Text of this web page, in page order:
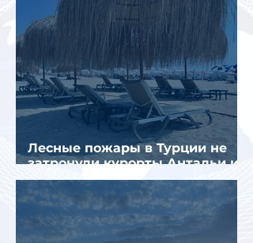
Лесные пожары в Турции не
затронули курорты Антальи и
Муглы